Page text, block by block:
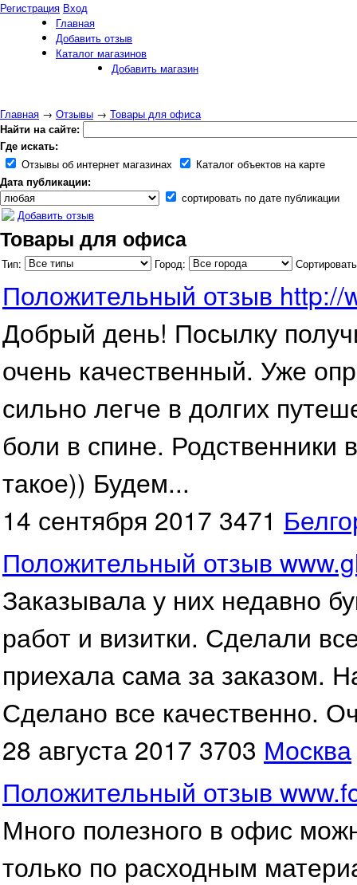
Регистрация Вход
Главная
Добавить отзыв
Каталог магазинов
Добавить магазин
Главная → Отзывы → Товары для офиса
Найти на сайте:
Где искать:
Отзывы об интернет магазинах
Каталог объектов на карте
Дата публикации:
сортировать по дате публикации
Добавить отзыв
Товары для офиса
Тип: Город:
Положительный отзыв http://
Добрый день! Посылку
очень качественный. Уже
сильно легче в долгих
боли в спине.
такое)) Будем...
14 сентября 2017 3471
Положительный отзыв
Заказывала у них недавно
работ и визитки. Сделали
приехала сама за заказом.
Сделано все качественно.
28 августа 2017 3703 Москва
Положительный отзыв
Много полезного в офис
только по расходным